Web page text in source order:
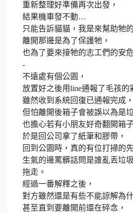
重新整理好準備再次出發，
結果機車發不動…
只能告訴貓貓，我是來幫助牠的
離開那邊是為了保護牠，
也為了要來接牠的志工們的安
-
不遠處有個公園，
放置好之後用line通報了毛孩的
雖然收到系統回復已通報完成，
但怕離開後箱子會被誤以為是
也擔心若有小朋友好奇翻開箱
於是回公司拿了紙筆和膠帶，
回到公園時，真的有位打掃的
生氣的邊罵髒話問是誰亂丟垃
拖走。
經過一番解釋之後，
對方雖然還是有些不能諒解為
甚至直到要離開前還在碎念，